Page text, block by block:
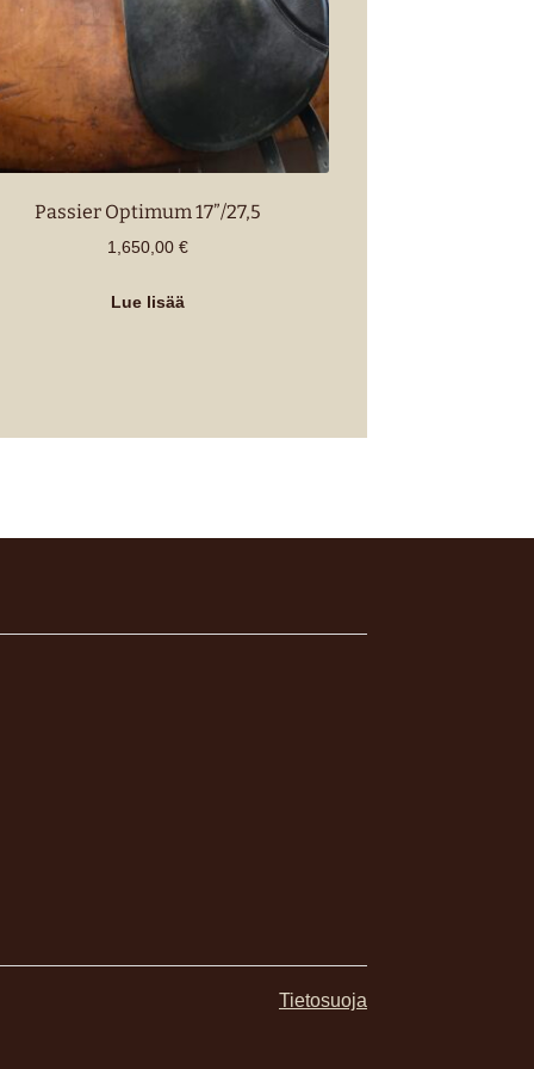
Passier Optimum 17”/27,5
1,650,00 €
Lue lisää
Tietosuoja